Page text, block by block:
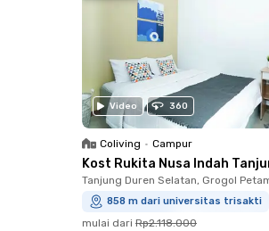
Video 360
Coliving • Campur
Kost Rukita Nusa Indah
Tanjung Duren Selatan, Grogol
858 m dari universitas trisakti
mulai dari Rp2.118.000